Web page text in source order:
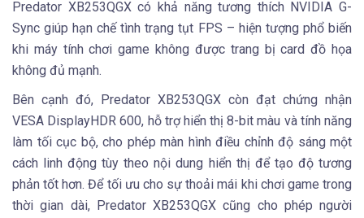
Predator XB253QGX có khả năng tương thích NVIDIA G-
Sync giúp hạn chế tình trạng tụt FPS – hiện tượng phổ biến
khi máy tính chơi game không được trang bị card đồ họa
không đủ mạnh.
Bên cạnh đó, Predator XB253QGX còn đạt chứng nhận
VESA DisplayHDR 600, hỗ trợ hiển thị 8-bit màu và tính năng
làm tối cục bộ, cho phép màn hình điều chỉnh độ sáng một
cách linh động tùy theo nội dung hiển thị để tạo độ tương
phản tốt hơn. Để tối ưu cho sự thoải mái khi chơi game trong
thời gian dài, Predator XB253QGX cũng cho phép người